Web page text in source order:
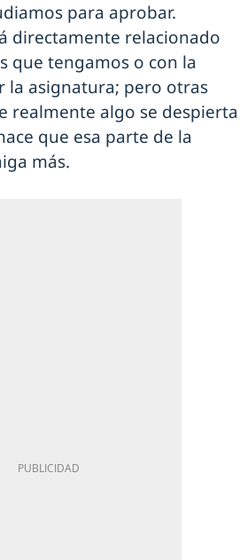
para aprobar.
directamente relacionado
que tengamos o con la
asignatura; pero otras
realmente algo se despierta
que esa parte de la
más.